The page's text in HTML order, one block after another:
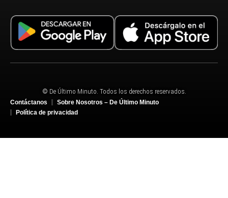
© De Último Minuto. Todos los derechos reservados.
Contáctanos
Sobre Nosotros – De Último Minuto
Política de privacidad